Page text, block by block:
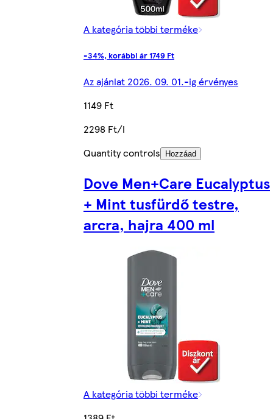
A kategória többi terméke
-34%, korábbi ár 1749 Ft
Az ajánlat 2026. 09. 01.-ig érvényes
1149 Ft
2298 Ft/l
Quantity controls
Hozzáad
Dove Men+Care Eucalyptus
+ Mint tusfürdő testre,
arcra, hajra 400 ml
A kategória többi terméke